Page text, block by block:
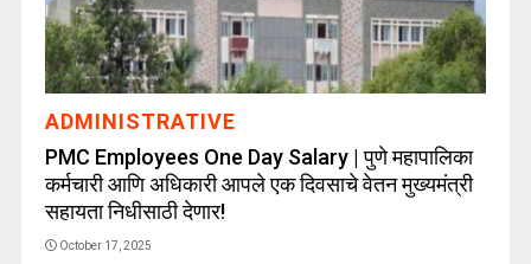
ADMINISTRATIVE
PMC Employees One Day Salary | पुणे महापालिका
कर्मचारी आणि अधिकारी आपले एक दिवसाचे वेतन मुख्यमंत्री
सहायता निधीसाठी देणार!
October 17, 2025